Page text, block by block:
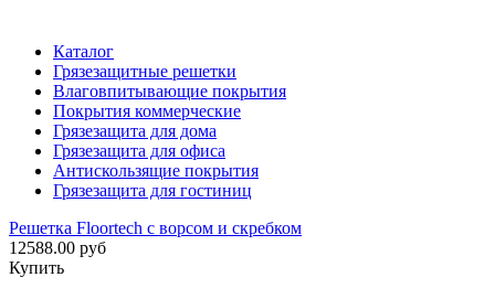
Каталог
Грязезащитные решетки
Влаговпитывающие покрытия
Покрытия коммерческие
Грязезащита для дома
Грязезащита для офиса
Антискользящие покрытия
Грязезащита для гостиниц
Решетка Floortech с ворсом и скребком
12588.00 руб
Купить